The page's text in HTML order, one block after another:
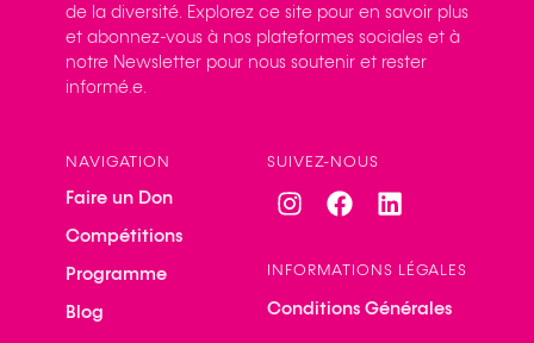
de la diversité. Explorez ce site pour en savoir plus
et abonnez-vous à nos plateformes sociales et à
notre Newsletter pour nous soutenir et rester
informé.e.
NAVIGATION
Faire un Don
Compétitions
Programme
Blog
SUIVEZ-NOUS
INFORMATIONS LÉGALES
Conditions Générales